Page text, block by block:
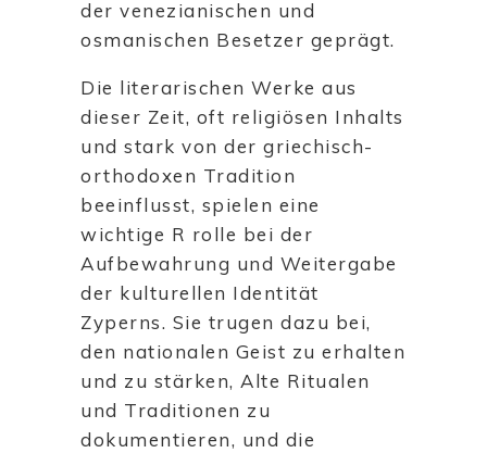
der venezianischen und
osmanischen Besetzer geprägt.
Die literarischen Werke aus
dieser Zeit, oft religiösen Inhalts
und stark von der griechisch-
orthodoxen Tradition
beeinflusst, spielen eine
wichtige R rolle bei der
Aufbewahrung und Weitergabe
der kulturellen Identität
Zyperns. Sie trugen dazu bei,
den nationalen Geist zu erhalten
und zu stärken, Alte Ritualen
und Traditionen zu
dokumentieren, und die